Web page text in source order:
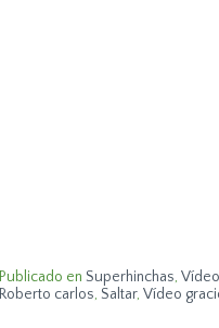
Publicado en Superhinchas,
Roberto carlos, Saltar, Vídeo